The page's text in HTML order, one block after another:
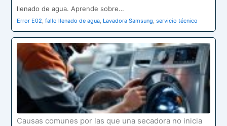
llenado de agua. Aprende sobre…
Error E02 ,fallo llenado de agua Lavadora Samsung ,servicio técnico
Causas comunes por las que una secadora no inicia